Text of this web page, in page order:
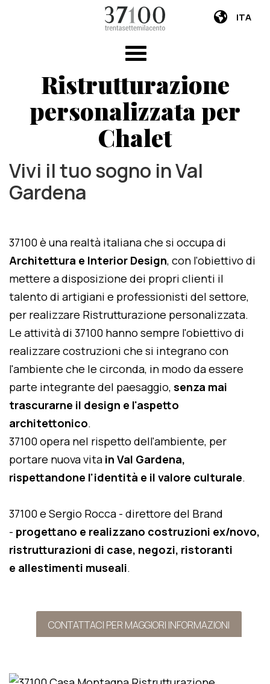
ITA
Ristrutturazione
personalizzata per
Chalet
Vivi il tuo sogno in Val
Gardena
37100 è una realtà italiana che si occupa di
Architettura e Interior Design, con l'obiettivo di
mettere a disposizione dei propri clienti il
talento di artigiani e professionisti del settore,
per realizzare Ristrutturazione personalizzata.
Le attività di 37100 hanno sempre l'obiettivo di
realizzare costruzioni che si integrano con
l'ambiente che le circonda, in modo da essere
parte integrante del paesaggio, senza mai
trascurarne il design e l'aspetto
architettonico.
37100 opera nel rispetto dell'ambiente, per
portare nuova vita in Val Gardena,
rispettandone l'identità e il valore culturale.
37100 e Sergio Rocca - direttore del Brand
- progettano e realizzano costruzioni ex/novo,
ristrutturazioni di case, negozi, ristoranti
e allestimenti museali.
CONTATTACI PER MAGGIORI INFORMAZIONI